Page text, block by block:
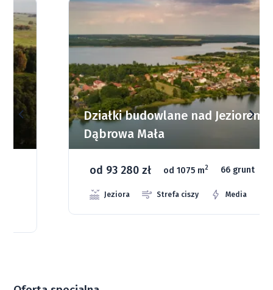
Działki budowlane nad Jeziorem
Dąbrowa Mała
od 93 280 zł od 1075 m 2 66 grunt
Strefa ciszy Media